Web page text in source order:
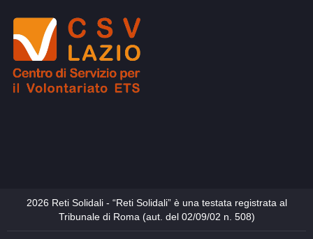
2026 Reti Solidali - “Reti Solidali” è una testata registrata al
Tribunale di Roma (aut. del 02/09/02 n. 508)